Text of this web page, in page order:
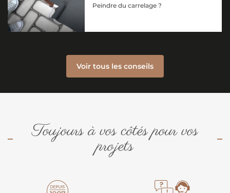
Peindre du carrelage ?
Voir tous les conseils
Toujours à vos côtés pour vos
projets